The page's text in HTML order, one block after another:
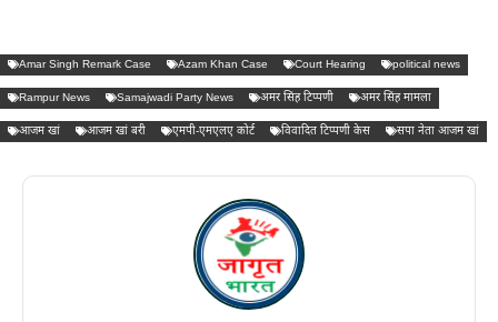
Amar Singh Remark Case Azam Khan Case Court Hearing political news
Rampur News Samajwadi Party News अमर सिंह टिप्पणी अमर सिंह मामला
आजम खां आजम खां बरी एमपी-एमएलए कोर्ट विवादित टिप्पणी केस सपा नेता आजम खां